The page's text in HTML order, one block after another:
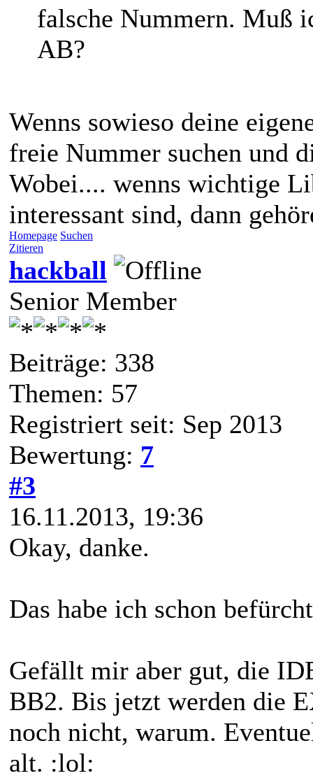
falsche Nummern. Muß
AB?
Wenns sowieso deine
freie Nummer suchen und
Wobei.... wenns wichtige
interessant sind, dann
Homepage Suchen
Zitieren
hackball
Senior Member
Beiträge: 338
Themen: 57
Registriert seit: Sep 2013
Bewertung: 7
#3
16.11.2013, 19:36
Okay, danke.
Das habe ich schon
Gefällt mir aber gut, die
BB2. Bis jetzt werden die
noch nicht, warum.
alt. :lol: